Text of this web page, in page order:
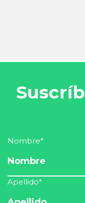
Nombre*
Apellido*